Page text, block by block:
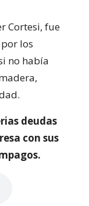
Cortesi, fue
los
no había
deudas
con sus